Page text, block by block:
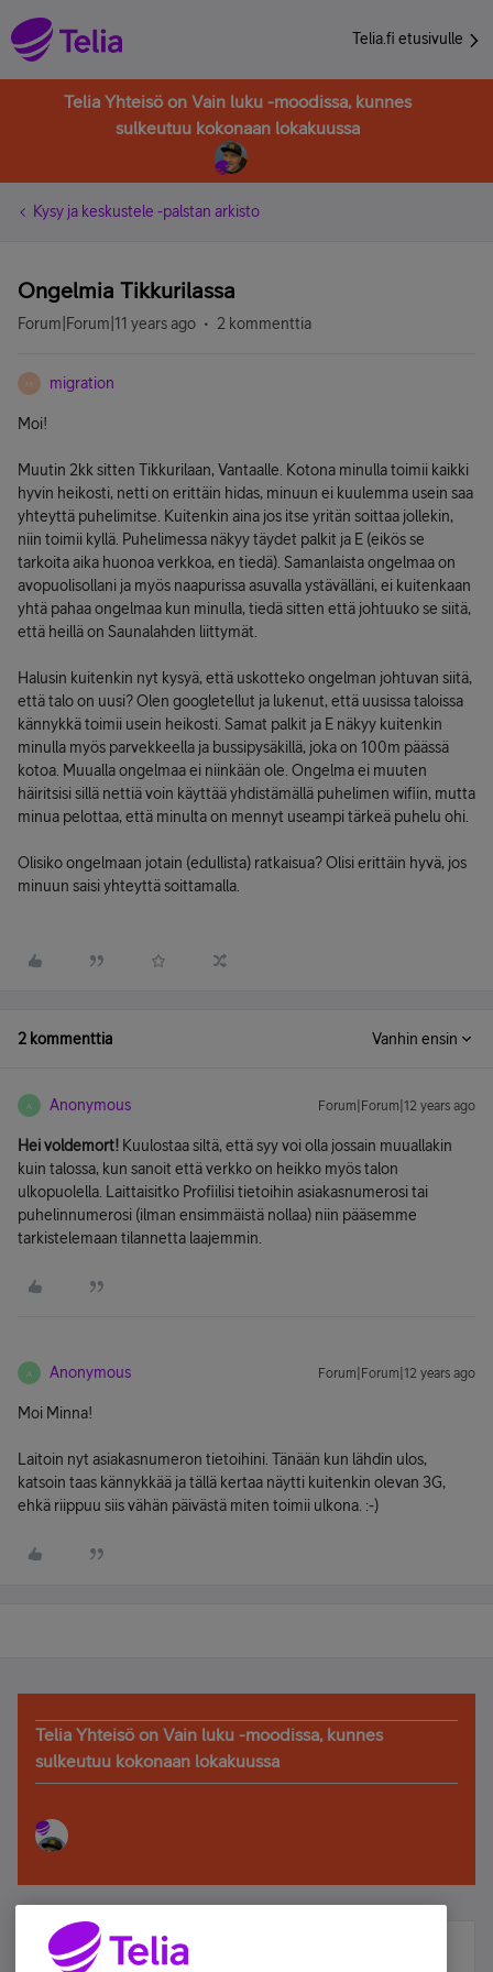
Telia.fi etusivulle
Telia Yhteisö on Vain luku -moodissa, kunnes
sulkeutuu kokonaan lokakuussa
Kysy ja keskustele -palstan arkisto
Ongelmia Tikkurilassa
Forum|Forum|11 years ago 2 kommenttia
M migration
Moi!
Muutin 2kk sitten Tikkurilaan, Vantaalle. Kotona minulla toimii kaikki
hyvin heikosti, netti on erittäin hidas, minuun ei kuulemma usein saa
yhteyttä puhelimitse. Kuitenkin aina jos itse yritän soittaa jollekin,
niin toimii kyllä. Puhelimessa näkyy täydet palkit ja E (eikös se
tarkoita aika huonoa verkkoa, en tiedä). Samanlaista ongelmaa on
avopuolisollani ja myös naapurissa asuvalla ystävälläni, ei kuitenkaan
yhtä pahaa ongelmaa kun minulla, tiedä sitten että johtuuko se siitä,
että heillä on Saunalahden liittymät.
Halusin kuitenkin nyt kysyä, että uskotteko ongelman johtuvan siitä,
että talo on uusi? Olen googletellut ja lukenut, että uusissa taloissa
kännykkä toimii usein heikosti. Samat palkit ja E näkyy kuitenkin
minulla myös parvekkeella ja bussipysäkillä, joka on 100m päässä
kotoa. Muualla ongelmaa ei niinkään ole. Ongelma ei muuten
häiritsisi sillä nettiä voin käyttää yhdistämällä puhelimen wifiin, mutta
minua pelottaa, että minulta on mennyt useampi tärkeä puhelu ohi.
Olisiko ongelmaan jotain (edullista) ratkaisua? Olisi erittäin hyvä, jos
minuun saisi yhteyttä soittamalla.
2 kommenttia Vanhin ensin
A Anonymous Forum|Forum|12 years ago
Hei voldemort! Kuulostaa siltä, että syy voi olla jossain muuallakin
kuin talossa, kun sanoit että verkko on heikko myös talon
ulkopuolella. Laittaisitko Profiilisi tietoihin asiakasnumerosi tai
puhelinnumerosi (ilman ensimmäistä nollaa) niin pääsemme
tarkistelemaan tilannetta laajemmin.
A Anonymous Forum|Forum|12 years ago
Moi Minna!
Laitoin nyt asiakasnumeron tietoihini. Tänään kun lähdin ulos,
katsoin taas kännykkää ja tällä kertaa näytti kuitenkin olevan 3G,
ehkä riippuu siis vähän päivästä miten toimii ulkona. :-)
Telia Yhteisö on Vain luku -moodissa, kunnes
sulkeutuu kokonaan lokakuussa
Älä jää paitsi – osallistu ja voita!